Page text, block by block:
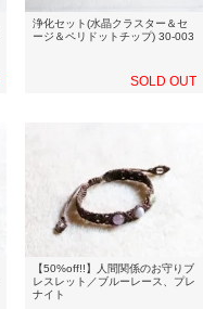
浄化セット(水晶クラスター＆セ
ージ＆ペリドットチップ) 30-003
SOLD OUT
【50%off!!】人間関係のお守りブ
レスレット／ブルーレース、プレ
ナイト